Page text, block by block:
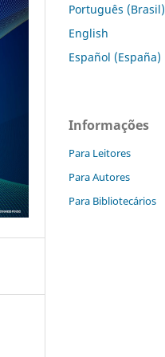
Português (Brasil)
English
Español (España)
Informações
Para Leitores
Para Autores
Para Bibliotecários